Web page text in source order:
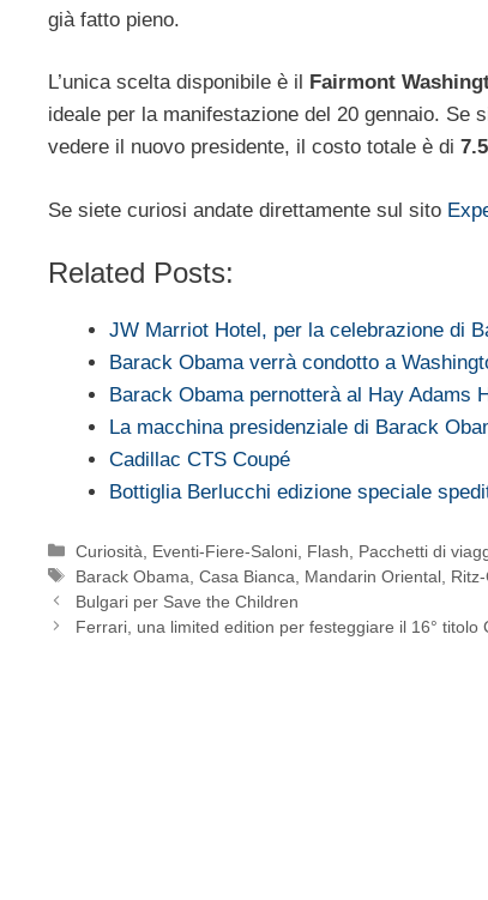
già fatto pieno.
L’unica scelta disponibile è il Fairmont
ideale per la manifestazione del 20 gennaio.
vedere il nuovo presidente, il costo totale è di
Se siete curiosi andate direttamente sul sito
Related Posts:
JW Marriot Hotel, per la celebrazione di
Barack Obama verrà condotto a
Barack Obama pernotterà al Hay Adams
La macchina presidenziale di Barack
Cadillac CTS Coupé
Bottiglia Berlucchi edizione speciale
Categorie
Curiosità Eventi-Fiere-Saloni Flash
Pacchetti di
Tag
Barack Obama ,Casa Bianca Mandarin Oriental
Bulgari per Save the Children
Ferrari, una limited edition per festeggiare il 16° titolo